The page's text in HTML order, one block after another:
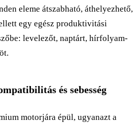
eleme átszabható, áthelyezhető,
egy egész produktivitási
levelezőt, naptárt, hírfolyam-
és sebesség
motorjára épül, ugyanazt a